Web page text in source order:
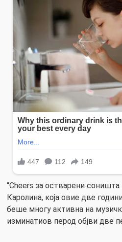
“Cheers за остварени
Каролина, која овие две
беше многу активна на
изминатиов перод објви две